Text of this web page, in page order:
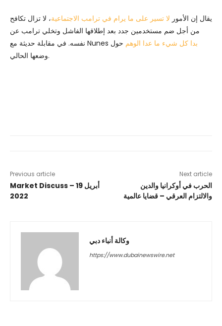
يقال إن الأمور لا تسير على ما يرام في ترامب الاجتماعية، لا تزال تكافح
من أجل ضم مستخدمين جدد بعد إطلاقها الفاشل وتخلي ترامب عن
نفسه. في مقابلة حديثة مع Nunes
بدا كل شيء ما عدا الوهم حول
وضعها الحالي.
Previous article
Market Discuss – 19 أبريل
2022
Next article
الحرب في أوكرانيا والدين
والالتزام العرقي – قضايا عالمية
وكالة أنباء دبي
https://www.dubainewswire.net